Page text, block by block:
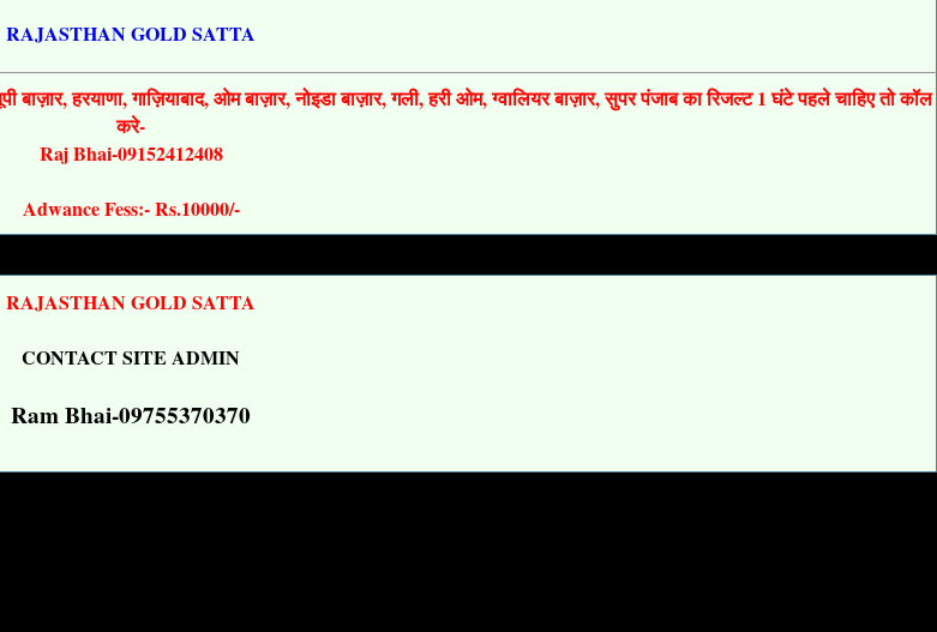
RAJASTHAN GOLD SATTA
हरयाणा, गाज़ियाबाद, ओम बाज़ार, नोइडा बाज़ार, गली, हरी ओम, ग्वालियर बाज़ार, सुपर पंजाब का रिजल्ट 1 घंटे पहले चाहिए तो कॉल
करे-
Raj Bhai-09152412408
Adwance Fess:- Rs.10000/-
RAJASTHAN GOLD SATTA
CONTACT SITE ADMIN
Ram Bhai-09755370370